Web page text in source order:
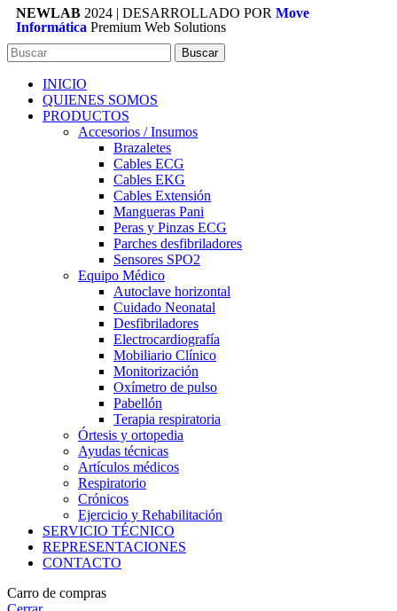
NEWLAB 2024 | DESARROLLADO POR Move
Informática Premium Web Solutions
Buscar
INICIO
QUIENES SOMOS
PRODUCTOS
Accesorios / Insumos
Brazaletes
Cables ECG
Cables EKG
Cables Extensión
Mangueras Pani
Peras y Pinzas ECG
Parches desfibriladores
Sensores SPO2
Equipo Médico
Autoclave horizontal
Cuidado Neonatal
Desfibriladores
Electrocardiografía
Mobiliario Clínico
Monitorización
Oxímetro de pulso
Pabellón
Terapia respiratoria
Órtesis y ortopedia
Ayudas técnicas
Artículos médicos
Respiratorio
Crónicos
Ejercicio y Rehabilitación
SERVICIO TÉCNICO
REPRESENTACIONES
CONTACTO
Carro de compras